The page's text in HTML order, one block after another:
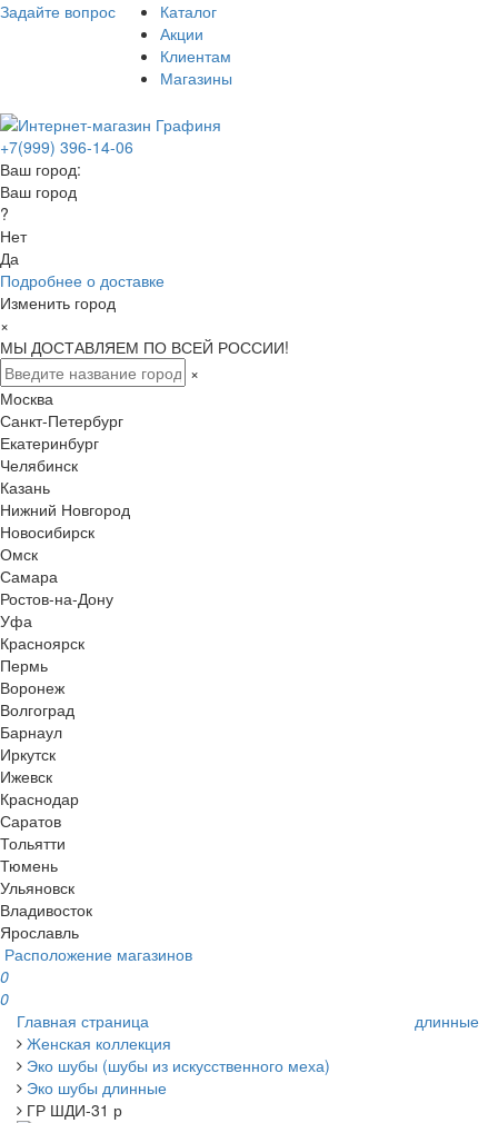
Задайте вопрос
Каталог
Акции
Клиентам
Магазины
+7(999) 396-14-06
Ваш город:
Ваш город
?
Нет
Да
Подробнее о доставке
Изменить город
×
МЫ ДОСТАВЛЯЕМ ПО ВСЕЙ РОССИИ!
×
Москва
Санкт-Петербург
Екатеринбург
Челябинск
Казань
Нижний Новгород
Новосибирск
Омск
Самара
Ростов-на-Дону
Уфа
Красноярск
Пермь
Воронеж
Волгоград
Барнаул
Иркутск
Ижевск
Краснодар
Саратов
Тольятти
Тюмень
Ульяновск
Владивосток
Ярославль
Расположение магазинов
0
0
Главная страница
Женская коллекция
Эко шубы (шубы из искусственного меха)
Эко шубы длинные
ГР ШДИ-31 р
длинные